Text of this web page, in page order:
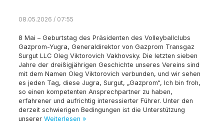
08.05.2026 / 07:55
8 Mai – Geburtstag des Präsidenten des Volleyballclubs
Gazprom-Yugra, Generaldirektor von Gazprom Transgaz
Surgut LLC Oleg Viktorovich Vakhovsky. Die letzten sieben
Jahre der dreißigjährigen Geschichte unseres Vereins sind
mit dem Namen Oleg Viktorovich verbunden, und wir sehen
es jeden Tag, diese Jugra, Surgut, „Gazprom“, Ich bin froh,
so einen kompetenten Ansprechpartner zu haben,
erfahrener und aufrichtig interessierter Führer. Unter den
derzeit schwierigen Bedingungen ist die Unterstützung
unserer Weiterlesen »